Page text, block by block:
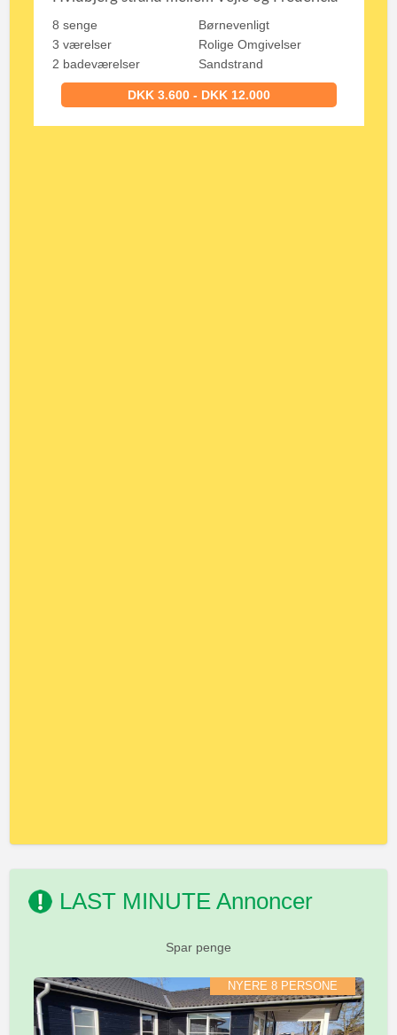
8 senge
3 værelser
2 badeværelser
Børnevenligt
Rolige Omgivelser
Sandstrand
DKK 3.600 - DKK 12.000
LAST MINUTE Annoncer
Spar penge
NYERE 8 PERSONE